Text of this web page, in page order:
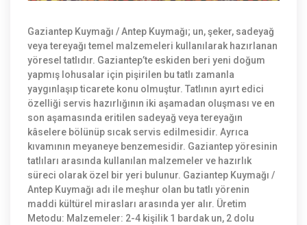
Gaziantep Kuymağı / Antep Kuymağı; un, şeker, sadeyağ
veya tereyağı temel malzemeleri kullanılarak hazırlanan
yöresel tatlıdır. Gaziantep’te eskiden beri yeni doğum
yapmış lohusalar için pişirilen bu tatlı zamanla
yaygınlaşıp ticarete konu olmuştur. Tatlının ayırt edici
özelliği servis hazırlığının iki aşamadan oluşması ve en
son aşamasında eritilen sadeyağ veya tereyağın
kâselere bölünüp sıcak servis edilmesidir. Ayrıca
kıvamının meyaneye benzemesidir. Gaziantep yöresinin
tatlıları arasında kullanılan malzemeler ve hazırlık
süreci olarak özel bir yeri bulunur. Gaziantep Kuymağı /
Antep Kuymağı adı ile meşhur olan bu tatlı yörenin
maddi kültürel mirasları arasında yer alır. Üretim
Metodu: Malzemeler: 2-4 kişilik 1 bardak un, 2 dolu